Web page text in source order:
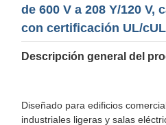
de 600 V a 208 Y/120 V,
con certificación UL/cUL
Descripción general del
Diseñado para edificios
industriales ligeras y salas